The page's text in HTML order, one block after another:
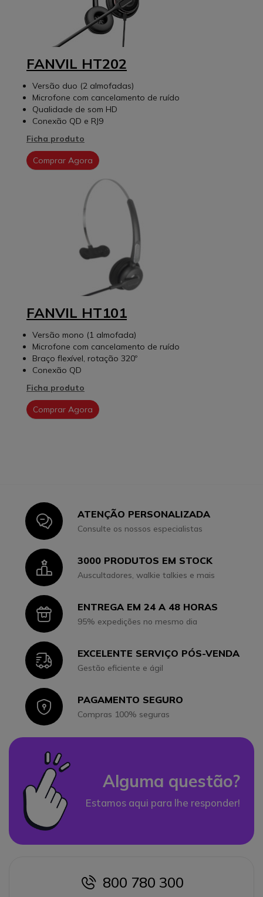
FANVIL HT202
Versão duo (2 almofadas)
Microfone com cancelamento de ruído
Qualidade de som HD
Conexão QD e RJ9
Ficha produto
Comprar Agora
FANVIL HT101
Versão mono (1 almofada)
Microfone com cancelamento de ruído
Braço flexível, rotação 320º
Conexão QD
Ficha produto
Comprar Agora
IconATENÇÃO PERSONALIZADA
Consulte os nossos especialistas
Icon3000 PRODUTOS EM STOCK
Auscultadores, walkie talkies e mais
IconENTREGA EM 24 A 48 HORAS
95% expedições no mesmo dia
IconEXCELENTE SERVIÇO PÓS-VENDA
Gestão eficiente e ágil
IconPAGAMENTO SEGURO
Compras 100% seguras
Alguma questão?
Estamos aqui para lhe responder!
icon
800 780 300